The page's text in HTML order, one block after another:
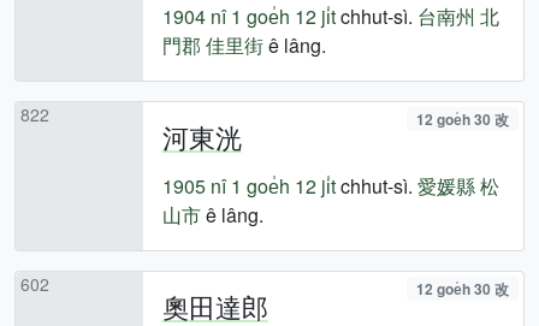
1904 nî 1 goe̍h 12 ji̍tchhut-sì. 台南州 北
門郡 佳里街ê lâng.
822
河東洸 12 goe̍h 30 改
1905 nî 1 goe̍h 12 ji̍tchhut-sì. 愛媛縣松
山市ê lâng.
602
奧田達郎 12 goe̍h 30 改